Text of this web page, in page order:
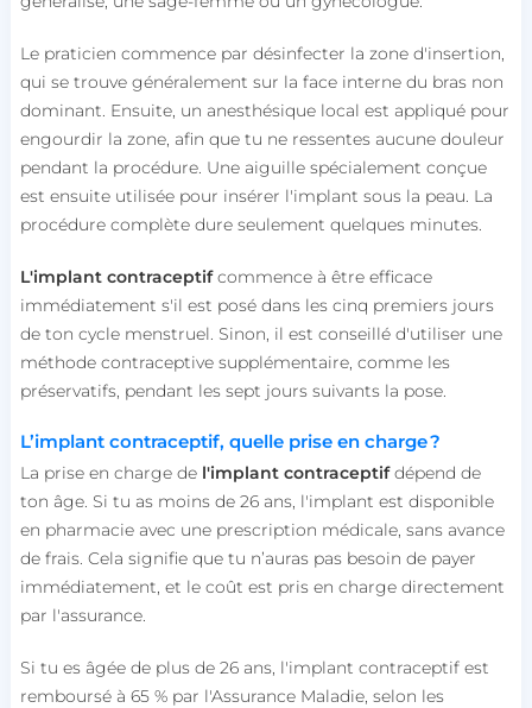
Le praticien commence par désinfecter la zone d'insertion,
qui se trouve généralement sur la face interne du bras non
dominant. Ensuite, un anesthésique local est appliqué pour
engourdir la zone, afin que tu ne ressentes aucune douleur
pendant la procédure. Une aiguille spécialement conçue
est ensuite utilisée pour insérer l'implant sous la peau. La
procédure complète dure seulement quelques minutes.
L'implant contraceptifcommence à être efficace
immédiatement s'il est posé dans les cinq premiers jours
de ton cycle menstruel. Sinon, il est conseillé d'utiliser une
méthode contraceptive supplémentaire, comme les
préservatifs, pendant les sept jours suivants la pose.
L’implant contraceptif, quelle prise en charge ?
La prise en charge de l'implant contraceptifdépend de
ton âge. Si tu as moins de 26 ans, l'implant est disponible
en pharmacie avec une prescription médicale, sans avance
de frais. Cela signifie que tu n’auras pas besoin de payer
immédiatement, et le coût est pris en charge directement
par l'assurance.
Si tu es âgée de plus de 26 ans, l'implant contraceptif est
remboursé à 65 % par l'Assurance Maladie, selon les